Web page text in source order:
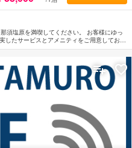
須塩原を満喫してください。 お客様にゆっ
したサービスとアメニティをご用意しており
どの設備・サービスをご活用ください。 ル
室禁煙などの設備が整ったお部屋をご用意
ため、テニスコートなどのリラクゼーショ
位置する便利なロケーション、フレンドリ
ービスを兼ね揃えたHotel Forest Hills Nasu